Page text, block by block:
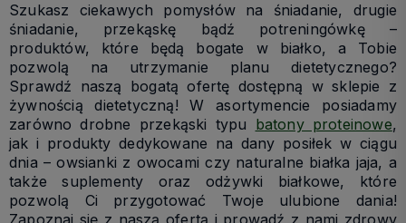
Szukasz ciekawych pomysłów na śniadanie, drugie
śniadanie, przekąskę bądź potreningówkę –
produktów, które będą bogate w białko, a Tobie
pozwolą na utrzymanie planu dietetycznego?
Sprawdź naszą bogatą ofertę dostępną w sklepie z
żywnością dietetyczną! W asortymencie posiadamy
zarówno drobne przekąski typu batony proteinowe,
jak i produkty dedykowane na dany posiłek w ciągu
dnia – owsianki z owocami czy naturalne białka jaja, a
także suplementy oraz odżywki białkowe, które
pozwolą Ci przygotować Twoje ulubione dania!